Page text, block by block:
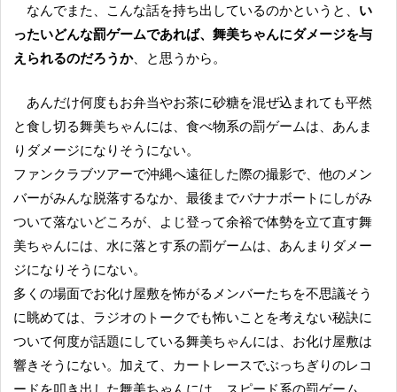
なんでまた、こんな話を持ち出しているのかというと、 い
ったいどんな罰ゲームであれば、舞美ちゃんにダメージを与
えられるのだろうか、と思うから。
あんだけ何度もお弁当やお茶に砂糖を混ぜ込まれても平然
と食し切る舞美ちゃんには、食べ物系の罰ゲームは、あんま
りダメージになりそうにない。
ファンクラブツアーで沖縄へ遠征した際の撮影で、他のメン
バーがみんな脱落するなか、最後までバナナボートにしがみ
ついて落ないどころが、よじ登って余裕で体勢を立て直す舞
美ちゃんには、水に落とす系の罰ゲームは、あんまりダメー
ジになりそうにない。
多くの場面でお化け屋敷を怖がるメンバーたちを不思議そう
に眺めては、ラジオのトークでも怖いことを考えない秘訣に
ついて何度が話題にしている舞美ちゃんには、お化け屋敷は
響きそうにない。加えて、カートレースでぶっちぎりのレコ
ードを叩き出した舞美ちゃんには、スピード系の罰ゲーム